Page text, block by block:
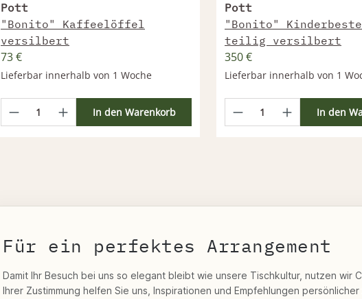
Pott
"Bonito" Kaffeelöffel
versilbert
73 €
Lieferbar innerhalb von 1 Woche
In den Warenkorb
Pott
"Bonito"
teilig versilbert
350 €
Lieferbar innerhalb von 1
In den
Für ein perfektes Arrangement
Damit Ihr Besuch bei uns so elegant bleibt wie unsere Tischkultur, nutzen wir
Ihrer Zustimmung helfen Sie uns, Inspirationen und Empfehlungen persönlicher